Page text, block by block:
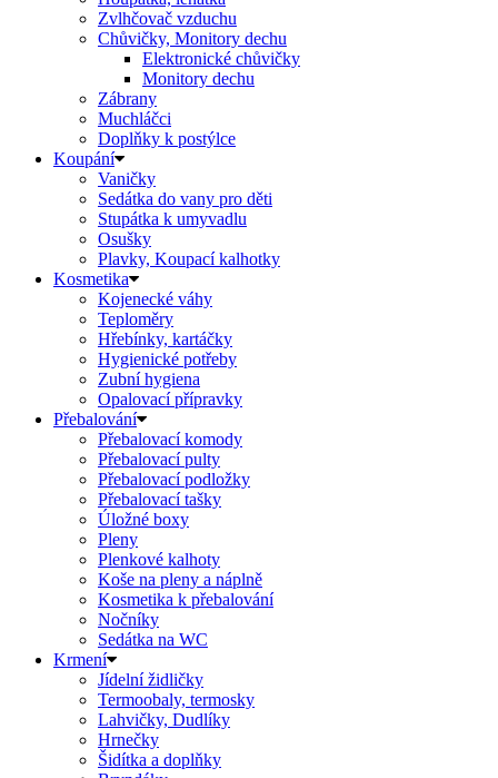
Zvlhčovač vzduchu
Chůvičky, Monitory dechu
Elektronické chůvičky
Monitory dechu
Zábrany
Muchláčci
Doplňky k postýlce
Koupání
Vaničky
Sedátka do vany pro děti
Stupátka k umyvadlu
Osušky
Plavky, Koupací kalhotky
Kosmetika
Kojenecké váhy
Teploměry
Hřebínky, kartáčky
Hygienické potřeby
Zubní hygiena
Opalovací přípravky
Přebalování
Přebalovací komody
Přebalovací pulty
Přebalovací podložky
Přebalovací tašky
Úložné boxy
Pleny
Plenkové kalhoty
Koše na pleny a náplně
Kosmetika k přebalování
Nočníky
Sedátka na WC
Krmení
Jídelní židličky
Termoobaly, termosky
Lahvičky, Dudlíky
Hrnečky
Šidítka a doplňky